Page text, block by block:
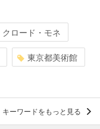
クロード・モネ
東京都美術館
キーワードをもっと見る